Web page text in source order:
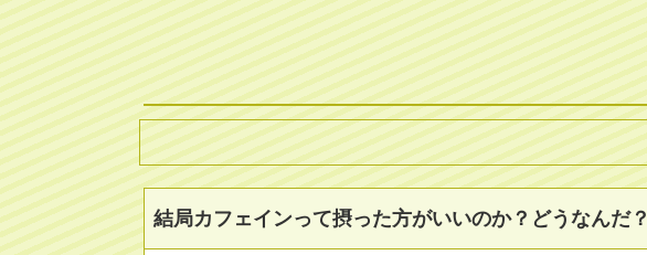
結局カフェインって摂った方がいいのか？どうなんだ？